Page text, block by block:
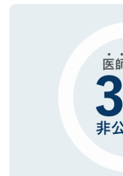
で、機密保持に
ので、まずはご